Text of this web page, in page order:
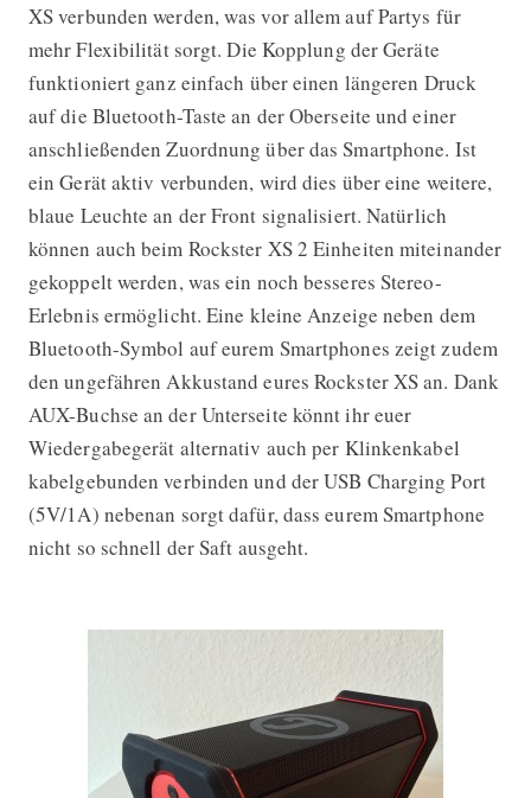
XS verbunden werden, was vor allem auf Partys für
mehr Flexibilität sorgt. Die Kopplung der Geräte
funktioniert ganz einfach über einen längeren Druck
auf die Bluetooth-Taste an der Oberseite und einer
anschließenden Zuordnung über das Smartphone. Ist
ein Gerät aktiv verbunden, wird dies über eine weitere,
blaue Leuchte an der Front signalisiert. Natürlich
können auch beim Rockster XS 2 Einheiten miteinander
gekoppelt werden, was ein noch besseres Stereo-
Erlebnis ermöglicht. Eine kleine Anzeige neben dem
Bluetooth-Symbol auf eurem Smartphones zeigt zudem
den ungefähren Akkustand eures Rockster XS an. Dank
AUX-Buchse an der Unterseite könnt ihr euer
Wiedergabegerät alternativ auch per Klinkenkabel
kabelgebunden verbinden und der USB Charging Port
(5V/1A) nebenan sorgt dafür, dass eurem Smartphone
nicht so schnell der Saft ausgeht.